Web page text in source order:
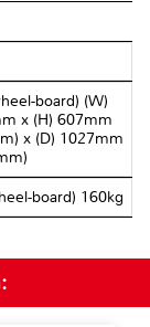
board) (W)
x (H) 607mm
x (D) 1027mm
board) 160kg